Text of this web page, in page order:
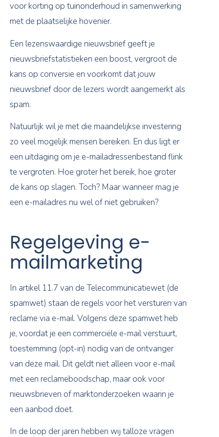
voor korting op tuinonderhoud in samenwerking
met de plaatselijke hovenier.
Een lezenswaardige nieuwsbrief geeft je
nieuwsbriefstatistieken een boost, vergroot de
kans op conversie en voorkomt dat jouw
nieuwsbrief door de lezers wordt aangemerkt als
spam.
Natuurlijk wil je met die maandelijkse investering
zo veel mogelijk mensen bereiken. En dus ligt er
een uitdaging om je e-mailadressenbestand flink
te vergroten. Hoe groter het bereik, hoe groter
de kans op slagen. Toch? Maar wanneer mag je
een e-mailadres nu wel of niet gebruiken?
Regelgeving e-
mailmarketing
In artikel 11.7 van de Telecommunicatiewet (de
spamwet) staan de regels voor het versturen van
reclame via e-mail. Volgens deze spamwet heb
je, voordat je een commerciële e-mail verstuurt,
toestemming (opt-in) nodig van de ontvanger
van deze mail. Dit geldt niet alleen voor e-mail
met een reclameboodschap, maar ook voor
nieuwsbrieven of marktonderzoeken waarin je
een aanbod doet.
In de loop der jaren hebben wij talloze vragen